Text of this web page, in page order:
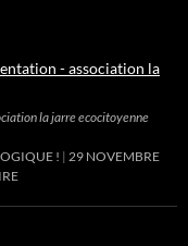
la jarre ecocitoyenne
!
29 NOVEMBRE